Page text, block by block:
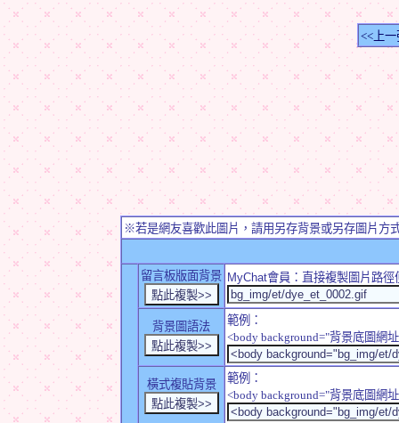
<<上一
※若是網友喜歡此圖片，請用另存背景或另存圖片方
留言板版面背景 MyChat會員：直接複製圖片路
背景圖語法
範例：
<body background="背景底圖網
橫式複貼背景
範例：
<body background="背景底圖網